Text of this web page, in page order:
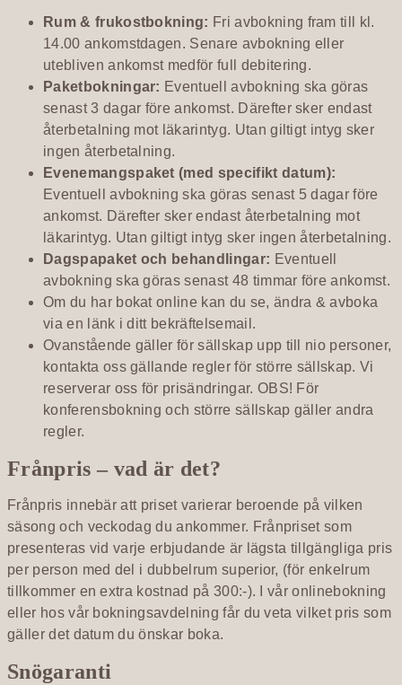
Rum & frukostbokning: Fri avbokning fram till kl.
14.00 ankomstdagen. Senare avbokning eller
utebliven ankomst medför full debitering.
Paketbokningar: Eventuell avbokning ska göras
senast 3 dagar före ankomst. Därefter sker endast
återbetalning mot läkarintyg. Utan giltigt intyg sker
ingen återbetalning.
Evenemangspaket (med specifikt datum):
Eventuell avbokning ska göras senast 5 dagar före
ankomst. Därefter sker endast återbetalning mot
läkarintyg. Utan giltigt intyg sker ingen återbetalning.
Dagspapaket och behandlingar: Eventuell
avbokning ska göras senast 48 timmar före ankomst.
Om du har bokat online kan du se, ändra & avboka
via en länk i ditt bekräftelsemail.
Ovanstående gäller för sällskap upp till nio personer,
kontakta oss gällande regler för större sällskap. Vi
reserverar oss för prisändringar. OBS! För
konferensbokning och större sällskap gäller andra
regler.
Frånpris – vad är det?
Frånpris innebär att priset varierar beroende på vilken
säsong och veckodag du ankommer. Frånpriset som
presenteras vid varje erbjudande är lägsta tillgängliga pris
per person med del i dubbelrum superior, (för enkelrum
tillkommer en extra kostnad på 300:-). I vår onlinebokning
eller hos vår bokningsavdelning får du veta vilket pris som
gäller det datum du önskar boka.
Snögaranti